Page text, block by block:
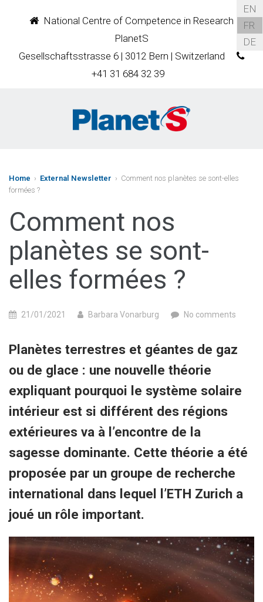
National Centre of Competence in Research
PlanetS
Gesellschaftsstrasse 6 | 3012 Bern | Switzerland
+41 31 684 32 39
EN
FR
DE
Home › External Newsletter › Comment nos planètes se sont-elles
formées ?
Comment nos
planètes se sont-
elles formées ?
21/01/2021 Barbara Vonarburg No comments
Planètes terrestres et géantes de gaz
ou de glace : une nouvelle théorie
expliquant pourquoi le système solaire
intérieur est si différent des régions
extérieures va à l’encontre de la
sagesse dominante. Cette théorie a été
proposée par un groupe de recherche
international dans lequel l’ETH Zurich a
joué un rôle important.